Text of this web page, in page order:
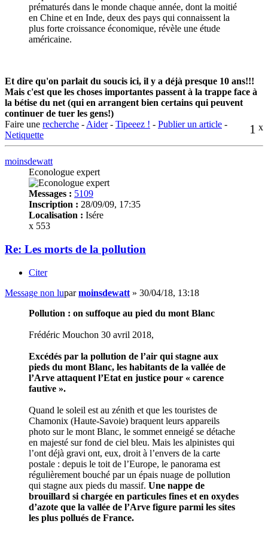
prématurés dans le monde chaque année, dont la moitié
en Chine et en Inde, deux des pays qui connaissent la
plus forte croissance économique, révèle une étude
américaine.
Et dire qu'on parlait du soucis ici, il y a déjà presque 10 ans!!!
Mais c'est que les choses importantes passent à la trappe face à
la bétise du net (qui en arrangent bien certains qui peuvent
continuer de tuer les gens!)
1 x
Faire une recherche - Aider- Tipeeez ! - Publier un article -
Netiquette
moinsdewatt
Econologue expert
Messages : 5109
Inscription : 28/09/09, 17:35
Localisation : Isére
x 553
Re: Les morts de la pollution
Citer
Message non luparmoinsdewatt » 30/04/18, 13:18
Pollution : on suffoque au pied du mont Blanc
Frédéric Mouchon 30 avril 2018,
Excédés par la pollution de l’air qui stagne aux
pieds du mont Blanc, les habitants de la vallée de
l’Arve attaquent l’Etat en justice pour « carence
fautive ».
Quand le soleil est au zénith et que les touristes de
Chamonix (Haute-Savoie) braquent leurs appareils
photo sur le mont Blanc, le sommet enneigé se détache
en majesté sur fond de ciel bleu. Mais les alpinistes qui
l’ont déjà gravi ont, eux, droit à l’envers de la carte
postale : depuis le toit de l’Europe, le panorama est
régulièrement bouché par un épais nuage de pollution
qui stagne aux pieds du massif. Une nappe de
brouillard si chargée en particules fines et en oxydes
d’azote que la vallée de l’Arve figure parmi les sites
les plus pollués de France.